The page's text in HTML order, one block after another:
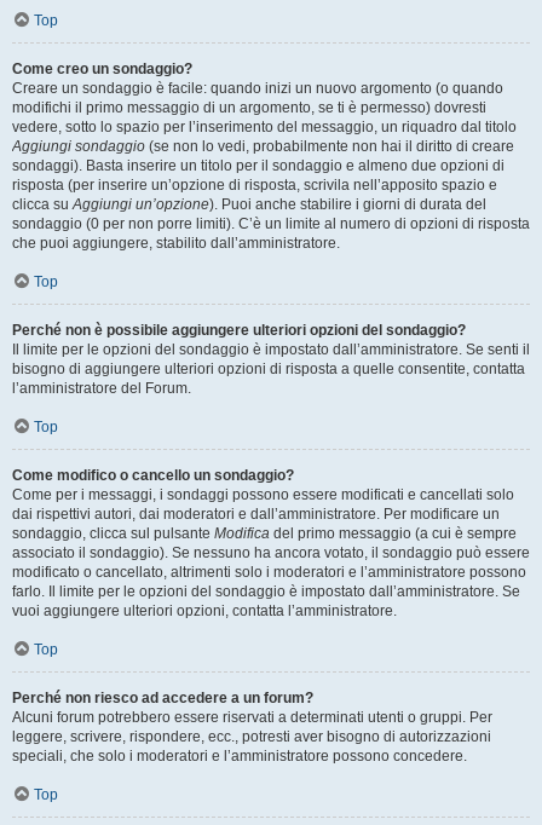
Top
Come creo un sondaggio?
Creare un sondaggio è facile: quando inizi un nuovo argomento (o quando
modifichi il primo messaggio di un argomento, se ti è permesso) dovresti
vedere, sotto lo spazio per l’inserimento del messaggio, un riquadro dal titolo
Aggiungi sondaggio (se non lo vedi, probabilmente non hai il diritto di creare
sondaggi). Basta inserire un titolo per il sondaggio e almeno due opzioni di
risposta (per inserire un’opzione di risposta, scrivila nell’apposito spazio e
clicca suAggiungi un’opzione). Puoi anche stabilire i giorni di durata del
sondaggio (0 per non porre limiti). C’è un limite al numero di opzioni di risposta
che puoi aggiungere, stabilito dall’amministratore.
Top
Perché non è possibile aggiungere ulteriori opzioni del sondaggio?
Il limite per le opzioni del sondaggio è impostato dall’amministratore. Se senti il
bisogno di aggiungere ulteriori opzioni di risposta a quelle consentite, contatta
l’amministratore del Forum.
Top
Come modifico o cancello un sondaggio?
Come per i messaggi, i sondaggi possono essere modificati e cancellati solo
dai rispettivi autori, dai moderatori e dall’amministratore. Per modificare un
sondaggio, clicca sul pulsante Modifica del primo messaggio (a cui è sempre
associato il sondaggio). Se nessuno ha ancora votato, il sondaggio può essere
modificato o cancellato, altrimenti solo i moderatori e l’amministratore possono
farlo. Il limite per le opzioni del sondaggio è impostato dall’amministratore. Se
vuoi aggiungere ulteriori opzioni, contatta l’amministratore.
Top
Perché non riesco ad accedere a un forum?
Alcuni forum potrebbero essere riservati a determinati utenti o gruppi. Per
leggere, scrivere, rispondere, ecc., potresti aver bisogno di autorizzazioni
speciali, che solo i moderatori e l’amministratore possono concedere.
Top